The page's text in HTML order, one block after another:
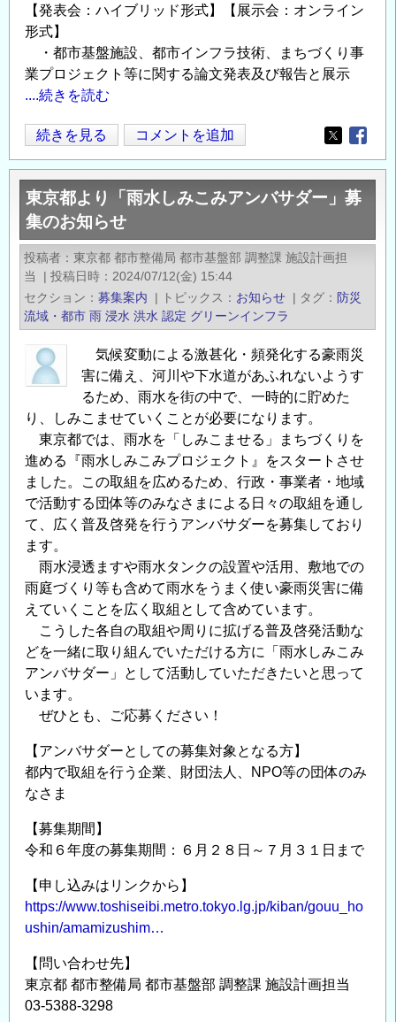
ス
テ
ム
の
構
築」
シ
ン
ポ
ジ
ウ
ム
2026
の
【発表会：ハイブリッド形式】【展示会：オンライン
形式】
・都市基盤施設、都市インフラ技術、まちづくり事
業プロジェクト等に関する論文発表及び報告と展示
....続きを読む
◆【11
月
29
日】
第
36
回
技
術
研
究
会・
第
31
回
交
流
展
示
会
開
催
の
ご
案
＜
CPD
単
位
取
可
＞
の
続きを見る コメントを追加
Opens in
東京都より「雨水しみこみアンバサダー」募
集のお知らせ
投稿者
東京都 都市整備局 都市基盤部 調整課 施設計画担
当
| 投稿日時
2024/07/12(金) 15:44
セクション
募集案内 | トピックス お知らせ | タグ
防災
流域・都市 雨 浸水 洪水 認定 グリーンインフラ
気候変動による激甚化・頻発化する豪雨災
害に備え、河川や下水道があふれないようす
るため、雨水を街の中で、一時的に貯めた
り、しみこませていくことが必要になります。
東京都では、雨水を「しみこませる」まちづくりを
進める『雨水しみこみプロジェクト』をスタートさせ
ました。この取組を広めるため、行政・事業者・地域
で活動する団体等のみなさまによる日々の取組を通し
て、広く普及啓発を行うアンバサダーを募集しており
ます。
雨水浸透ますや雨水タンクの設置や活用、敷地での
雨庭づくり等も含めて雨水をうまく使い豪雨災害に備
えていくことを広く取組として含めています。
こうした各自の取組や周りに拡げる普及啓発活動な
どを一緒に取り組んでいただける方に「雨水しみこみ
アンバサダー」として活動していただきたいと思って
います。
ぜひとも、ご応募ください！
【アンバサダーとしての募集対象となる方】
都内で取組を行う企業、財団法人、NPO等の団体のみ
なさま
【募集期間】
令和６年度の募集期間：６月２８日～７月３１日まで
【申し込みはリンクから】
https://www.toshiseibi.metro.tokyo.lg.jp/kiban/gouu_ho
ushin/amamizushim…
【問い合わせ先】
東京都 都市整備局 都市基盤部 調整課 施設計画担当
03-5388-3298